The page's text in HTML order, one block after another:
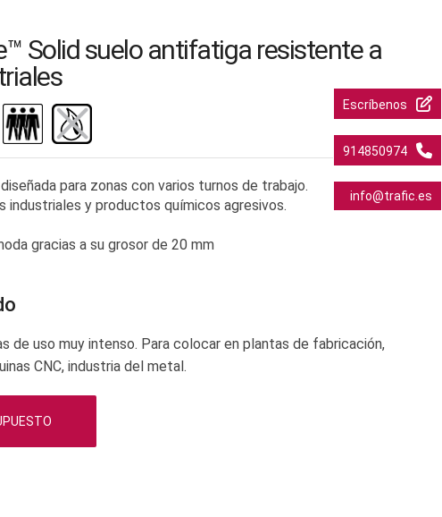
Escríbenos
914850974
info@trafic.es
Solid suelo antifatiga resistente a
para zonas con varios turnos de trabajo.
industriales y productos químicos agresivos.
gracias a su grosor de 20 mm
de uso muy intenso. Para colocar en plantas de fabricación,
CNC, industria del metal.